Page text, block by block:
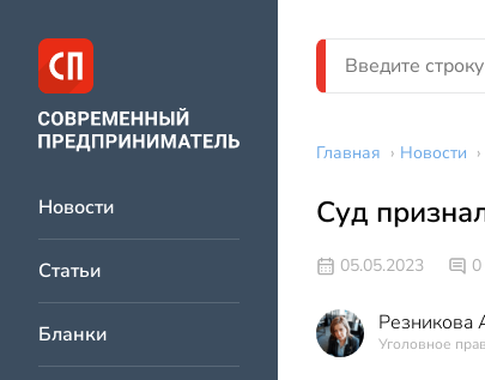
Новости
Статьи
Бланки
Главная › Новости ›
Суд
05.05.2023 0
Резникова
Уголовное